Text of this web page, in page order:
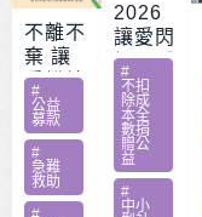
不離不
棄 讓
愛繼續
– 急難
家庭扶
助專案
#
公益
募款
#
急難
救助
2026
讓愛閃
耀 – 公
益服務
方案補
助專案
勸募活
動指定
捐款
#
不扣
除成
本全
數捐
贈公
益
#
中小